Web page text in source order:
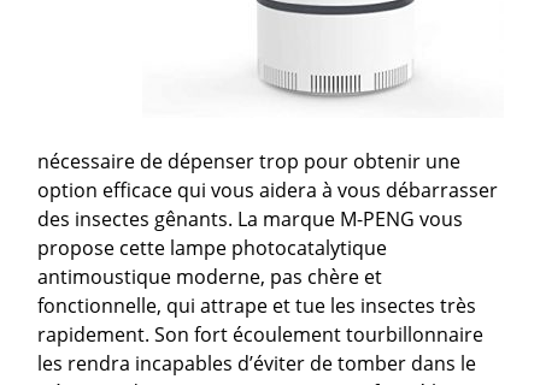
nécessaire de dépenser trop pour obtenir une
option efficace qui vous aidera à vous débarrasser
des insectes gênants. La marque M-PENG vous
propose cette lampe photocatalytique
antimoustique moderne, pas chère et
fonctionnelle, qui attrape et tue les insectes très
rapidement. Son fort écoulement tourbillonnaire
les rendra incapables d’éviter de tomber dans le